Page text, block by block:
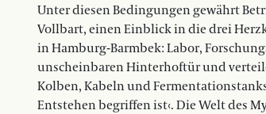
Unter diesen Bedingungen gewährt
Vollbart, einen Einblick in die drei
in Hamburg-Barmbek: Labor,
unscheinbaren Hinterhoftür und
Kolben, Kabeln und
Entstehen begriffen ist‹. Die Welt des